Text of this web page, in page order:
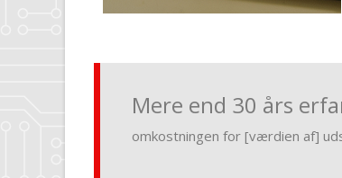
Mere end 30 års
omkostningen for [værdien af]